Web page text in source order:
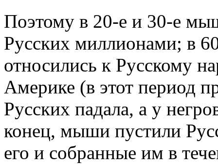
Поэтому в 20-е и 30-е
Русских миллионами; в
относились к Русскому
Америке (в этот период
Русских падала, а у
конец, мыши пустили
его и собранные им в